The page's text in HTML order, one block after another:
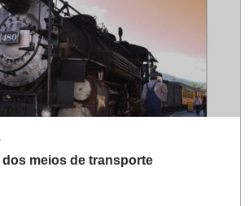
meios de transporte